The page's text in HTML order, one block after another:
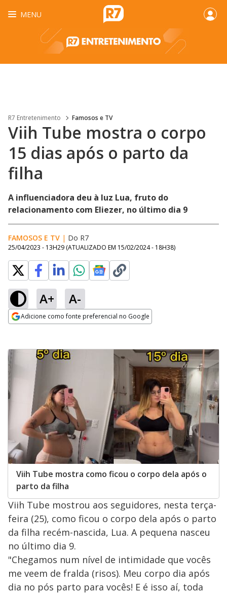
MENU
R7 Entretenimento Famosos e TV
Viih Tube mostra o corpo
15 dias após o parto da
filha
A influenciadora deu à luz Lua, fruto do
relacionamento com Eliezer, no último dia 9
FAMOSOS E TV | Do R7
25/04/2023 - 13H29 (ATUALIZADO EM 15/02/2024 - 18H38)
A+ A-
Adicione como fonte preferencial no Google
Viih Tube mostra como ficou o corpo dela após o
parto da filha
Viih Tube mostrou aos seguidores, nesta terça-
feira (25), como ficou o corpo dela após o parto
da filha recém-nascida, Lua. A pequena nasceu
no último dia 9.
"Chegamos num nível de intimidade que vocês
me veem de fralda (risos). Meu corpo dia após
dia no pós parto para vocês! E é isso aí, toda